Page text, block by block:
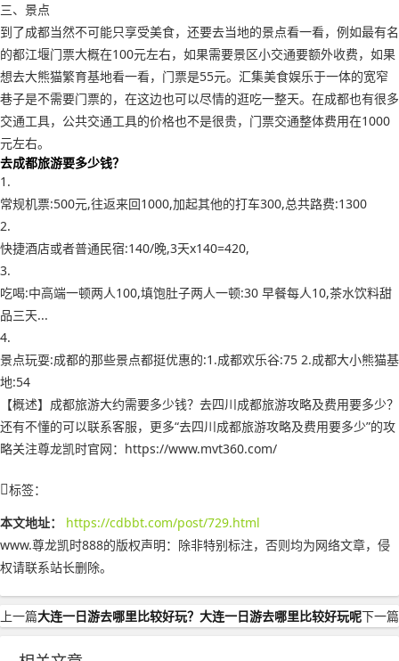
三、景点
到了成都当然不可能只享受美食，还要去当地的景点看一看，例如最有名
的都江堰门票大概在100元左右，如果需要景区小交通要额外收费，如果
想去大熊猫繁育基地看一看，门票是55元。汇集美食娱乐于一体的宽窄
巷子是不需要门票的，在这边也可以尽情的逛吃一整天。在成都也有很多
交通工具，公共交通工具的价格也不是很贵，门票交通整体费用在1000
元左右。
去成都旅游要多少钱？
1.
常规机票:500元,往返来回1000,加起其他的打车300,总共路费:1300
2.
快捷酒店或者普通民宿:140/晚,3天x140=420,
3.
吃喝:中高端一顿两人100,填饱肚子两人一顿:30 早餐每人10,茶水饮料甜
品三天...
4.
景点玩耍:成都的那些景点都挺优惠的:1.成都欢乐谷:75 2.成都大小熊猫基
地:54
【概述】成都旅游大约需要多少钱？去四川成都旅游攻略及费用要多少？
还有不懂的可以联系客服，更多“去四川成都旅游攻略及费用要多少”的攻
略关注尊龙凯时官网：https://www.mvt360.com/
标签：
本文地址：
https://cdbbt.com/post/729.html
www.尊龙凯时888的版权声明： 除非特别标注，否则均为网络文章，侵
权请联系站长删除。
上一篇大连一日游去哪里比较好玩？大连一日游去哪里比较好玩呢下一篇